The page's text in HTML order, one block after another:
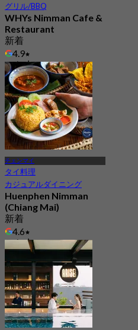
グリル/BBQ
WHYs Nimman Cafe &
Restaurant
新着
4.9
から฿ 562.5
チェンマイ
タイ料理
カジュアルダイニング
Huenphen Nimman
(Chiang Mai)
新着
4.6
から฿ 312.5